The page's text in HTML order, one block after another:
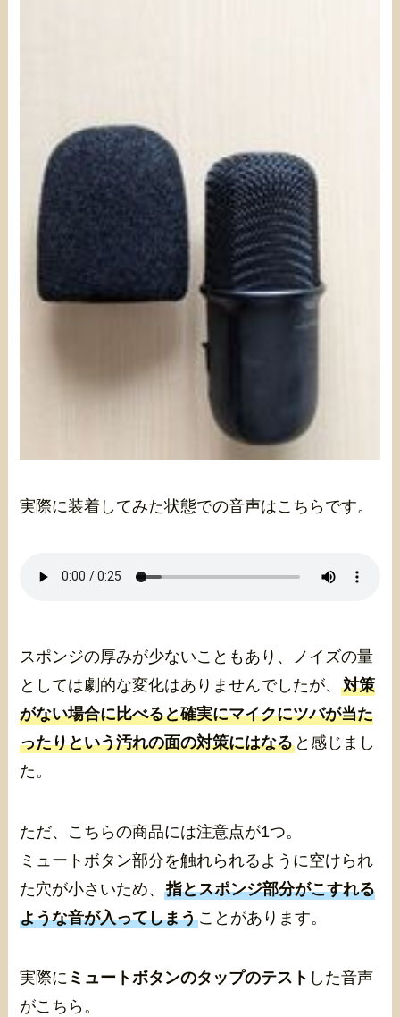
実際に装着してみた状態での音声はこちらです。
スポンジの厚みが少ないこともあり、ノイズの量
としては劇的な変化はありませんでしたが、対策
がない場合に比べると確実にマイクにツバが当た
ったりという汚れの面の対策にはなる と感じまし
た。
ただ、こちらの商品には注意点が1つ。
ミュートボタン部分を触れられるように空けられ
た穴が小さいため、指とスポンジ部分がこすれる
ような音が入ってしまうことがあります。
実際に ミュートボタンのタップのテスト した音声
がこちら。